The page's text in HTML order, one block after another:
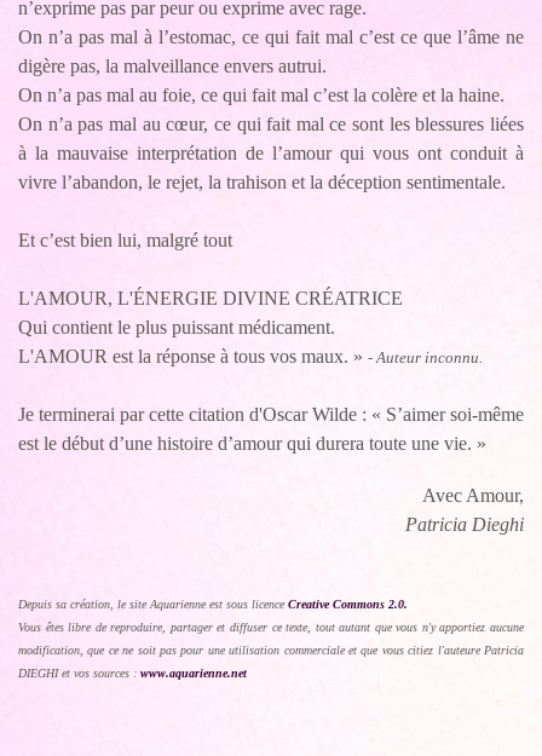
n’exprime pas par peur ou exprime avec rage.
On n’a pas mal à l’estomac, ce qui fait mal c’est ce que l’âme ne
digère pas, la malveillance envers autrui.
On n’a pas mal au foie, ce qui fait mal c’est la colère et la haine.
On n’a pas mal au cœur, ce qui fait mal ce sont les blessures liées
à la mauvaise interprétation de l’amour qui vous ont conduit à
vivre l’abandon, le rejet, la trahison et la déception sentimentale.
Et c’est bien lui, malgré tout
L'AMOUR, L'ÉNERGIE DIVINE CRÉATRICE
Qui contient le plus puissant médicament.
L'AMOUR est la réponse à tous vos maux. » -Auteur inconnu.
Je terminerai par cette citation d'Oscar Wilde : « S’aimer soi-même
est le début d’une histoire d’amour qui durera toute une vie. »
Avec Amour,
Patricia Dieghi
Depuis sa création, le site Aquarienne est sous licence Creative Commons 2.0.
Vous êtes libre de reproduire, partager et diffuser ce texte, tout autant que vous n'y apportiez aucune
modification, que ce ne soit pas pour une utilisation commerciale et que vous citiez l'auteure Patricia
DIEGHI et vos sources : www.aquarienne.net